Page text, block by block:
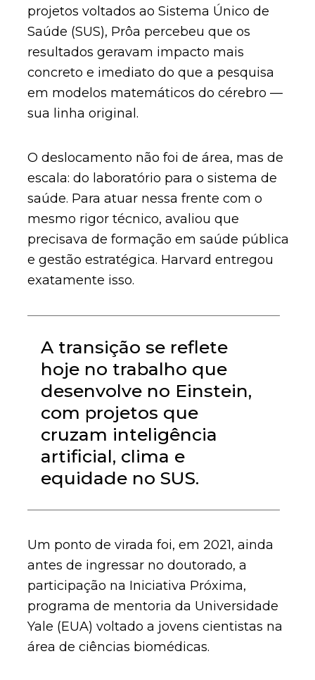
projetos voltados ao Sistema Único de
Saúde (SUS), Prôa percebeu que os
resultados geravam impacto mais
concreto e imediato do que a pesquisa
em modelos matemáticos do cérebro —
sua linha original.
O deslocamento não foi de área, mas de
escala: do laboratório para o sistema de
saúde. Para atuar nessa frente com o
mesmo rigor técnico, avaliou que
precisava de formação em saúde pública
e gestão estratégica. Harvard entregou
exatamente isso.
A transição se reflete
hoje no trabalho que
desenvolve no Einstein,
com projetos que
cruzam inteligência
artificial, clima e
equidade no SUS.
Um ponto de virada foi, em 2021, ainda
antes de ingressar no doutorado, a
participação na Iniciativa Próxima,
programa de mentoria da Universidade
Yale (EUA) voltado a jovens cientistas na
área de ciências biomédicas.